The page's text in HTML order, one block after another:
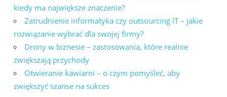
kiedy ma największe znaczenie?
Zatrudnienie informatyka czy outsourcing IT – jakie
rozwiązanie wybrać dla swojej firmy?
Drony w biznesie – zastosowania, które realnie
zwiększają przychody
Otwieranie kawiarni – o czym pomyśleć, aby
zwiększyć szanse na sukces